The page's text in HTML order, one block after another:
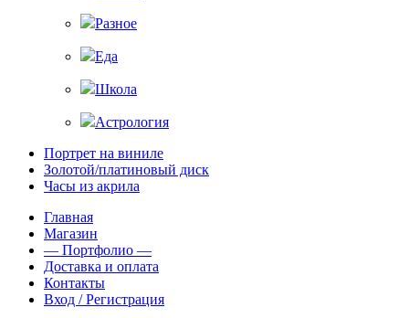
Разное
Еда
Школа
Астрология
Портрет на виниле
Золотой/платиновый диск
Часы из акрила
Главная
Магазин
— Портфолио —
Доставка и оплата
Контакты
Вход / Регистрация